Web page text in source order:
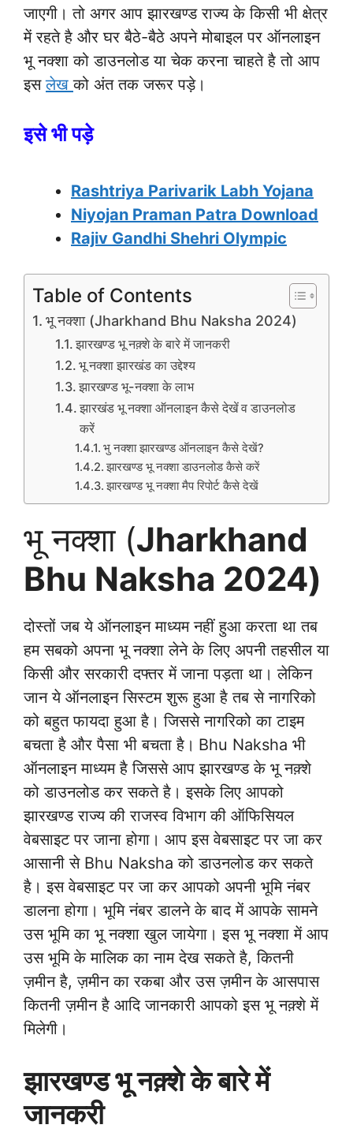
जाएगी। तो अगर आप झारखण्ड राज्य के किसी भी क्षेत्र
में रहते है और घर बैठे-बैठे अपने मोबाइल पर ऑनलाइन
भू नक्शा को डाउनलोड या चेक करना चाहते है तो आप
इसलेखको अंत तक जरूर पड़े।
इसे भी पड़े
Rashtriya Parivarik Labh Yojana
Niyojan Praman Patra Download
Rajiv Gandhi Shehri Olympic
Table of Contents
भू नक्शा (Jharkhand Bhu Naksha 2024)
झारखण्ड भू नक़्शे के बारे में जानकरी
भू नक्शा झारखंड का उद्देश्य
झारखण्ड भू-नक्शा के लाभ
झारखंड भू नक्शा ऑनलाइन कैसे देखें व डाउनलोड
करें
भु नक्शा झारखण्ड ऑनलाइन कैसे देखें?
झारखण्ड भू नक्शा डाउनलोड कैसे करें
झारखण्ड भू नक्शा मैप रिपोर्ट कैसे देखें
भू नक्शा (Jharkhand
Bhu Naksha 2024)
दोस्तों जब ये ऑनलाइन माध्यम नहीं हुआ करता था तब
हम सबको अपना भू नक्शा लेने के लिए अपनी तहसील या
किसी और सरकारी दफ्तर में जाना पड़ता था। लेकिन
जान ये ऑनलाइन सिस्टम शुरू हुआ है तब से नागरिको
को बहुत फायदा हुआ है। जिससे नागरिको का टाइम
बचता है और पैसा भी बचता है। Bhu Naksha भी
ऑनलाइन माध्यम है जिससे आप झारखण्ड के भू नक़्शे
को डाउनलोड कर सकते है। इसके लिए आपको
झारखण्ड राज्य की राजस्व विभाग की ऑफिसियल
वेबसाइट पर जाना होगा। आप इस वेबसाइट पर जा कर
आसानी से Bhu Naksha को डाउनलोड कर सकते
है। इस वेबसाइट पर जा कर आपको अपनी भूमि नंबर
डालना होगा। भूमि नंबर डालने के बाद में आपके सामने
उस भूमि का भू नक्शा खुल जायेगा। इस भू नक्शा में आप
उस भूमि के मालिक का नाम देख सकते है, कितनी
ज़मीन है, ज़मीन का रकबा और उस ज़मीन के आसपास
कितनी ज़मीन है आदि जानकारी आपको इस भू नक़्शे में
मिलेगी।
झारखण्ड भू नक़्शे के बारे में
जानकरी